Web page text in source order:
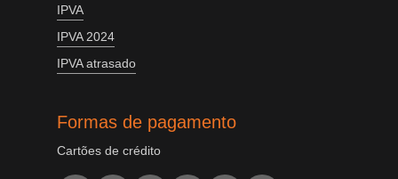
IPVA
IPVA 2024
IPVA atrasado
Formas de pagamento
Cartões de crédito